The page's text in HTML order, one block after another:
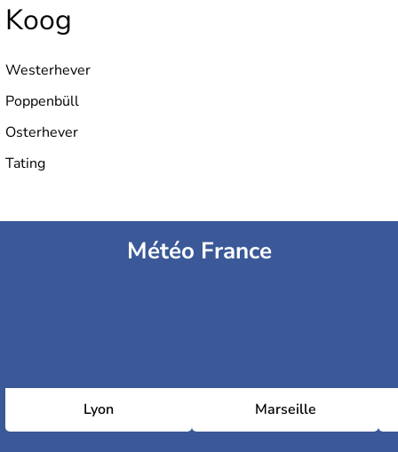
Koog
Westerhever
Poppenbüll
Osterhever
Tating
Météo France
Lyon Marseille